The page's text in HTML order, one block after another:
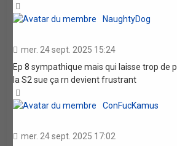
NaughtyDog
mer. 24 sept. 2025 15:24
Ep 8 sympathique mais qui laisse trop de
la S2 sue ça rn devient frustrant
ConFucKamus
mer. 24 sept. 2025 17:02